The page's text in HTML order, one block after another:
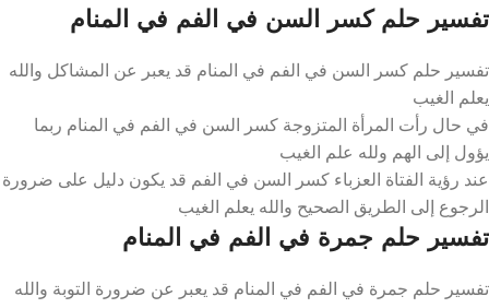
تفسير حلم كسر السن في الفم في المنام
تفسير حلم كسر السن في الفم في المنام قد يعبر عن المشاكل والله
يعلم الغيب
في حال رأت المرأة المتزوجة كسر السن في الفم في المنام ربما
يؤول إلى الهم ولله علم الغيب
عند رؤية الفتاة العزباء كسر السن في الفم قد يكون دليل على ضرورة
الرجوع إلى الطريق الصحيح والله يعلم الغيب
تفسير حلم جمرة في الفم في المنام
تفسير حلم جمرة في الفم في المنام قد يعبر عن ضرورة التوبة والله